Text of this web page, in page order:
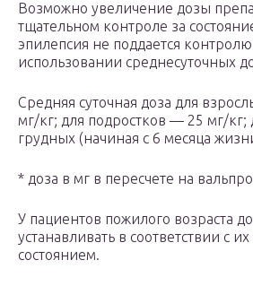
Возможно увеличение дозы
тщательном контроле за
эпилепсия не поддается
использовании среднесуточных
Средняя суточная доза для
мг/кг; для подростков — 25 мг/кг;
грудных (начиная с 6 месяца
* доза в мг в пересчете на
У пациентов пожилого возраста
устанавливать в соответствии с
состоянием.